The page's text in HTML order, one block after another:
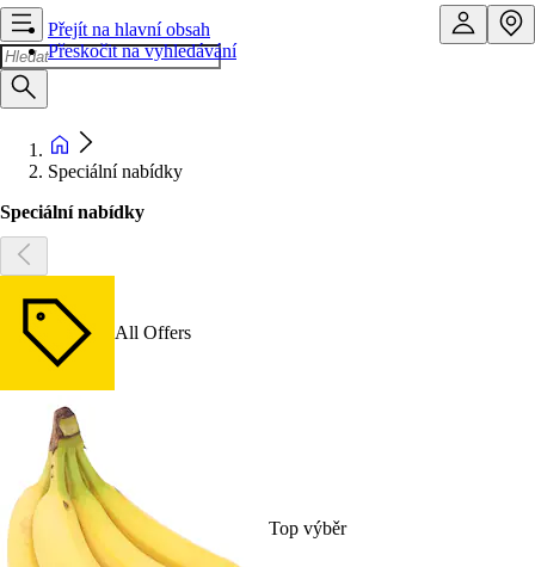
Přejít na hlavní obsah
Přeskočit na vyhledávání
Speciální nabídky
Speciální nabídky
All Offers
Top výběr